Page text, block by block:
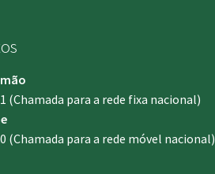
(Chamada para a rede fixa nacional)
(Chamada para a rede móvel nacional)